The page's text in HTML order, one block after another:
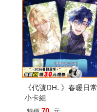
《代號DH. 》春暖日常
小卡組